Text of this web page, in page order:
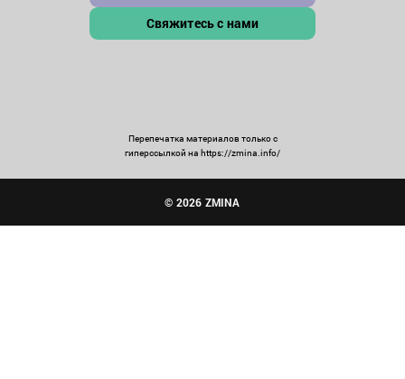
Свяжитесь с нами
Перепечатка материалов только с
гиперссылкой на https://zmina.info/
© 2026 ZMINA